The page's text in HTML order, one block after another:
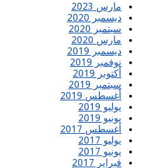
مارس 2023
ديسمبر 2020
سبتمبر 2020
مارس 2020
ديسمبر 2019
نوفمبر 2019
أكتوبر 2019
سبتمبر 2019
أغسطس 2019
يوليو 2019
يونيو 2019
أغسطس 2017
يوليو 2017
يونيو 2017
فبراير 2017